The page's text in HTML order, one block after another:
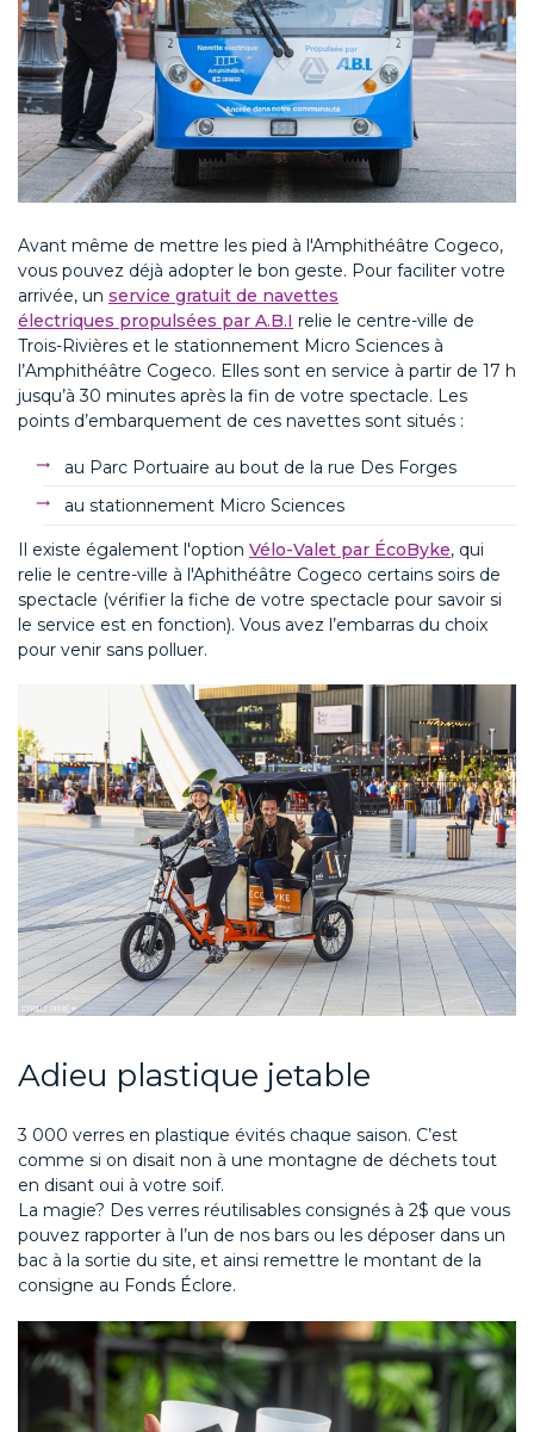
Avant même de mettre les pied à l'Amphithéâtre Cogeco,
vous pouvez déjà adopter le bon geste. Pour faciliter votre
arrivée, un service gratuit de navettes
électriques propulsées par A.B.I relie le centre-ville de
Trois-Rivières et le stationnement Micro Sciences à
l’Amphithéâtre Cogeco. Elles sont en service à partir de 17 h
jusqu’à 30 minutes après la fin de votre spectacle. Les
points d’embarquement de ces navettes sont situés :
au Parc Portuaire au bout de la rue Des Forges
au stationnement Micro Sciences
Il existe également l'option Vélo-Valet par ÉcoByke, qui
relie le centre-ville à l'Aphithéâtre Cogeco certains soirs de
spectacle (vérifier la fiche de votre spectacle pour savoir si
le service est en fonction). Vous avez l’embarras du choix
pour venir sans polluer.
Adieu plastique jetable
3 000 verres en plastique évités chaque saison. C’est
comme si on disait non à une montagne de déchets tout
en disant oui à votre soif.
La magie? Des verres réutilisables consignés à 2$ que vous
pouvez rapporter à l’un de nos bars ou les déposer dans un
bac à la sortie du site, et ainsi remettre le montant de la
consigne au Fonds Éclore.